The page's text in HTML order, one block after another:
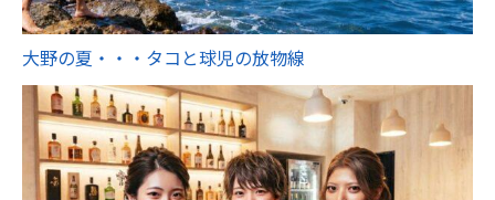
大野の夏・・・タコと球児の放物線